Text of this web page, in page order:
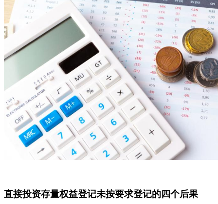
直接投资存量权益登记未按要求登记的四个后果